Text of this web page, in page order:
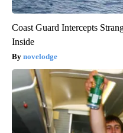
Coast Guard Intercepts
Inside
novelodge